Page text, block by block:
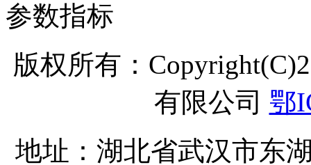
参数指标
版权所有：
有限公司 鄂
地址：湖北省武汉市东